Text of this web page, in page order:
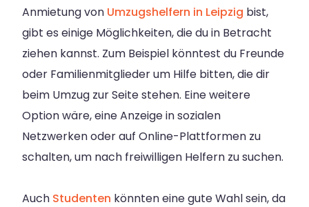
Anmietung von Umzugshelfern in Leipzig bist,
gibt es einige Möglichkeiten, die du in Betracht
ziehen kannst. Zum Beispiel könntest du Freunde
oder Familienmitglieder um Hilfe bitten, die dir
beim Umzug zur Seite stehen. Eine weitere
Option wäre, eine Anzeige in sozialen
Netzwerken oder auf Online-Plattformen zu
schalten, um nach freiwilligen Helfern zu suchen.
Auch Studenten könnten eine gute Wahl sein, da